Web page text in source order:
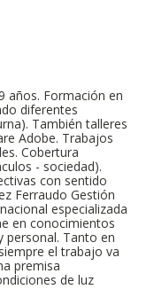
años. Formación en
diferentes
También talleres
Adobe. Trabajos
Cobertura
- sociedad).
con sentido
Ferraudo Gestión
especializada
en conocimientos
personal. Tanto en
el trabajo va
premisa
de luz